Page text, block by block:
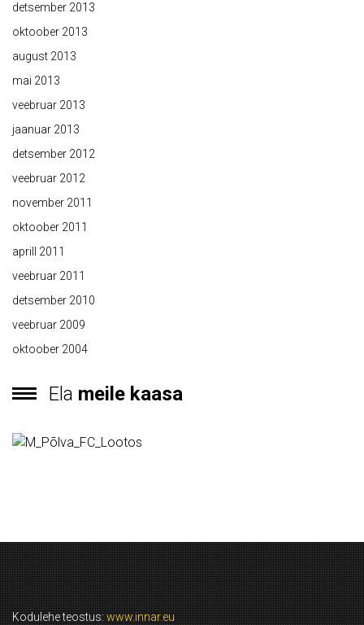
detsember 2013
oktoober 2013
august 2013
mai 2013
veebruar 2013
jaanuar 2013
detsember 2012
veebruar 2012
november 2011
oktoober 2011
aprill 2011
veebruar 2011
detsember 2010
veebruar 2009
oktoober 2004
Ela meile kaasa
Kodulehe teostus: www.innar.eu